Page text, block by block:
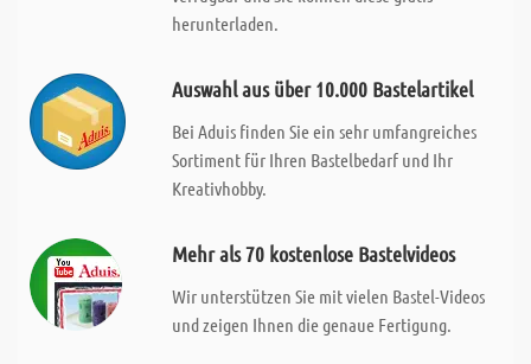
herunterladen.
Auswahl aus über 10.000 Bastelartikel
Bei Aduis finden Sie ein sehr umfangreiches
Sortiment für Ihren Bastelbedarf und Ihr
Kreativhobby.
Mehr als 70 kostenlose Bastelvideos
Wir unterstützen Sie mit vielen Bastel-Videos
und zeigen Ihnen die genaue Fertigung.